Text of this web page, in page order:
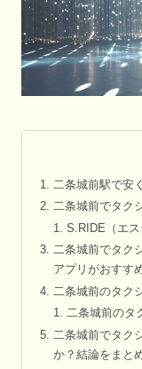
二条城前駅で安
二条城前でタク
S.RIDE（エ
二条城前でタク
アプリがおすす
二条城前のタク
二条城前のタ
二条城前でタク
か？結論をまと